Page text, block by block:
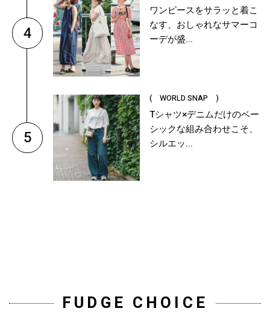
4
ワンピースをサラッと着こ
なす、おしゃれなサマーコ
ーデが盛...
5
( WORLD SNAP )
Tシャツ×デニムだけのベー
シックな組み合わせこそ、
シルエッ...
FUDGE CHOICE